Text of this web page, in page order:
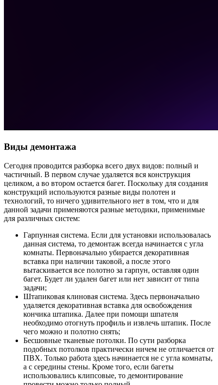
Виды демонтажа
Сегодня проводится разборка всего двух видов: полный и
частичный. В первом случае удаляется вся конструкция
целиком, а во втором остается багет. Поскольку для создания
конструкций используются разные виды полотен и
технологий, то ничего удивительного нет в том, что и для
данной задачи применяются разные методики, применимые
для различных систем:
Гарпунная система. Если для установки использовалась
данная система, то демонтаж всегда начинается с угла
комнаты. Первоначально убирается декоративная
вставка при наличии таковой, а после этого
вытаскивается все полотно за гарпун, оставляя один
багет. Будет ли удален багет или нет зависит от типа
задачи;
Штапиковая клиновая система. Здесь первоначально
удаляется декоративная вставка для освобождения
кончика штапика. Далее при помощи шпателя
необходимо отогнуть профиль и извлечь штапик. После
чего можно и полотно снять;
Бесшовные тканевые потолки. По сути разборка
подобных потолков практически ничем не отличается от
ПВХ. Только работа здесь начинается не с угла комнаты,
а с середины стены. Кроме того, если багеты
использовались клипсовые, то демонтирование